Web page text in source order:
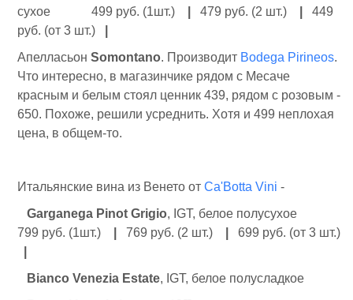
сухое 499 руб. (1шт.)
479 руб. (2 шт.)
449
руб. (от 3 шт.)
Апелласьон Somontano. Производит Bodega Pirineos.
Что интересно, в магазинчике рядом с Месаче
красным и белым стоял ценник 439, рядом с розовым -
650. Похоже, решили усреднить. Хотя и 499 неплохая
цена, в общем-то.
Итальянские вина из Венето от Ca'Botta Vini -
Garganega Pinot Grigio, IGT, белое полусухое
799 руб. (1шт.)
769 руб. (2 шт.)
699 руб. (от 3 шт.)
Bianco Venezia Estate, IGT, белое полусладкое